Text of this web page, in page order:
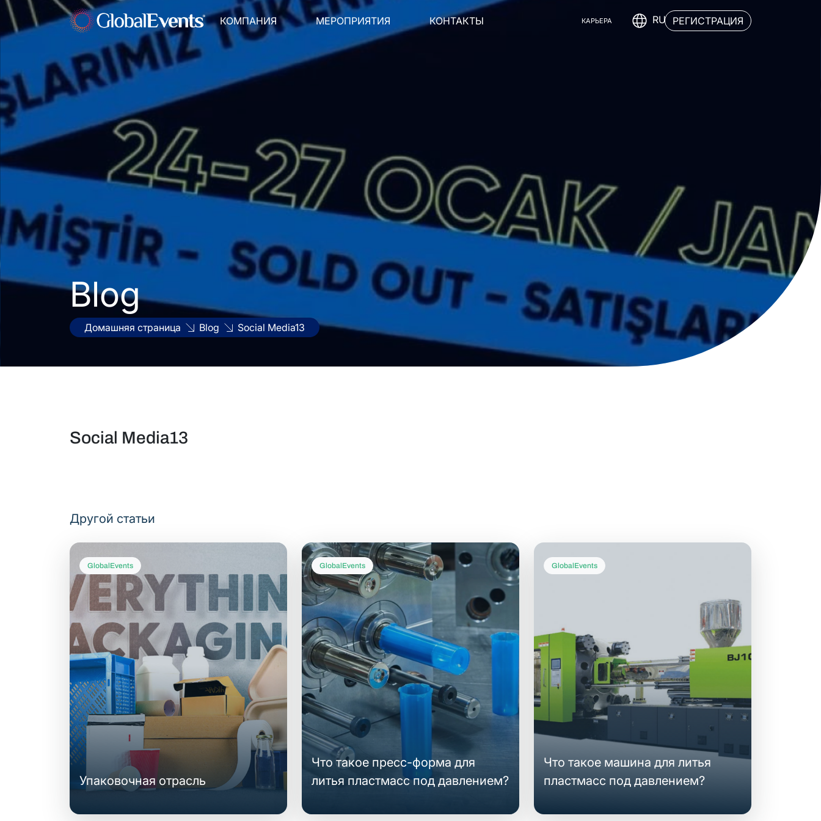
КОМПАНИЯ МЕРОПРИЯТИЯ КОНТАКТЫ КАРЬЕРА RU РЕГИСТРАЦИЯ
Blog
Домашняя страница Blog Social Media13
Social Media13
Другой статьи
GlobalEvents
Упаковочная отрасль
GlobalEvents
Что такое пресс-форма для
литья пластмасс под давлением?
GlobalEvents
Что такое машина для литья
пластмасс под давлением?